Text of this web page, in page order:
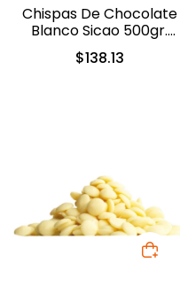
Chispas De Chocolate
Blanco Sicao 500gr.
(1922-A99)
$138.13